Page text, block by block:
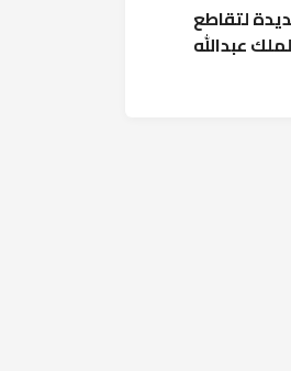
لتقاطع
عبدالله